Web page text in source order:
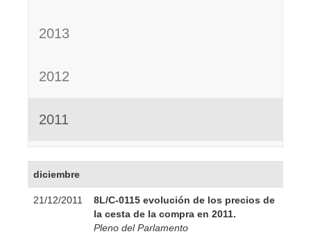
2013
2012
2011
diciembre
21/12/2011
8L/C-0115 evolución de los precios de
la cesta de la compra en 2011.
Pleno del Parlamento